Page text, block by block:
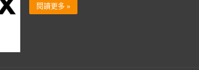
閱讀更多 »